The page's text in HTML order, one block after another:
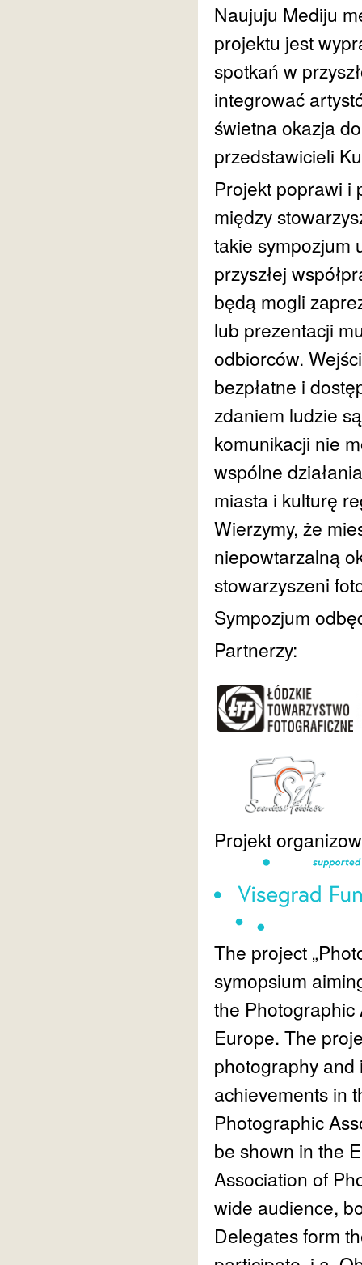
Naujuju Mediju
projektu jest
spotkań w
integrować
świetna okazja
przedstawicieli
Projekt poprawi i
między
takie sympozjum
przyszłej
będą mogli
lub prezentacji
odbiorców.
bezpłatne i
zdaniem ludzie
komunikacji nie
wspólne
miasta i kulturę
Wierzymy, że
niepowtarzalną
stowarzyszeni
Sympozjum
Partnerzy:
Projekt
The project „
symopsium
the Photographic
Europe. The
photography
achievements in
Photographic
be shown in the
Association of
wide audience,
Delegates form